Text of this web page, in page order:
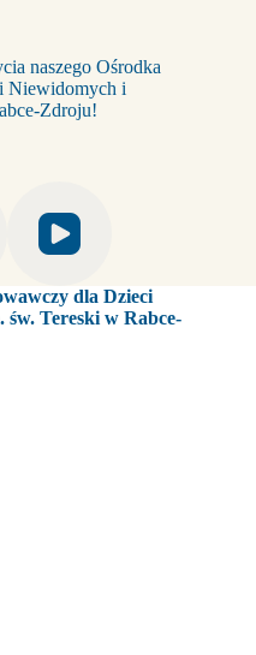
naszego Ośrodka
Niewidomych i
Zdroju!
dla Dzieci
św. Tereski w Rabce-